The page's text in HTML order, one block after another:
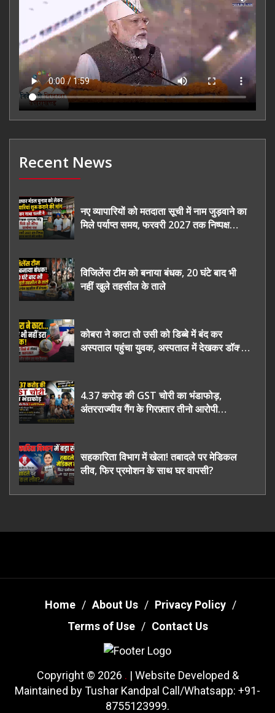
Recent News
नए व्यापारियों को मतदाता सूची में नाम जुड़वाने का
मिले पर्याप्त समय, फरवरी 2027 तक निष्पक्ष
विजिलेंस टीम को बनाया बंधक, 20 घंटे बाद भी
नहीं खुले तहसील के ताले
कोबरा ने काटा तो उसी को डिब्बे में बंद कर
अस्पताल पहुंचा युवक, अस्पताल में देखकर डॉक्टर
4.37 करोड़ की GST चोरी का भंडाफोड़,
अंतरराज्यीय गैंग के गिरफ़्तार तीनो आरोपी
सहकारिता विभाग में खेला! तबादले पर मेडिकल
लीव, फिर प्रमोशन के साथ घर वापसी?
Home About Us
Privacy Policy
Terms of Use
Contact Us
Copyright © 2026 . | Website Developed &
Maintained by Tushar Kandpal Call/Whatsapp: +91-
8755123999.